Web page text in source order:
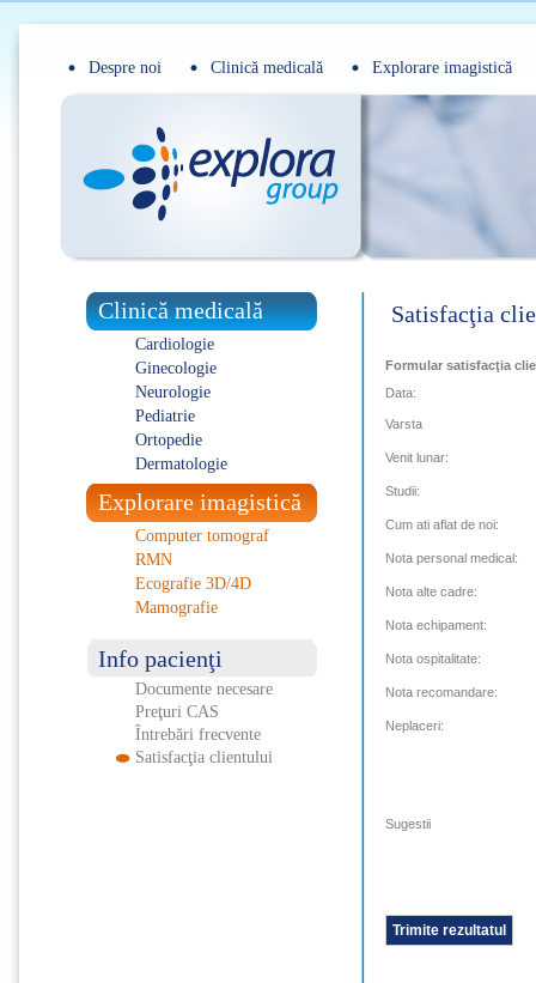
Despre noi Clinică medicală Explorare imagistică
Clinică medicală
Cardiologie
Ginecologie
Neurologie
Pediatrie
Ortopedie
Dermatologie
Explorare imagistică
Computer tomograf
RMN
Ecografie 3D/4D
Mamografie
Info pacienţi
Documente necesare
Preţuri CAS
Întrebări frecvente
Satisfacţia clientului
Satisfacţia
Formular satisfacţia
Data:
Varsta
Venit lunar:
Studii:
Cum ati aflat de noi:
Nota personal medical:
Nota alte cadre:
Nota echipament:
Nota ospitalitate:
Nota recomandare:
Neplaceri:
Sugestii